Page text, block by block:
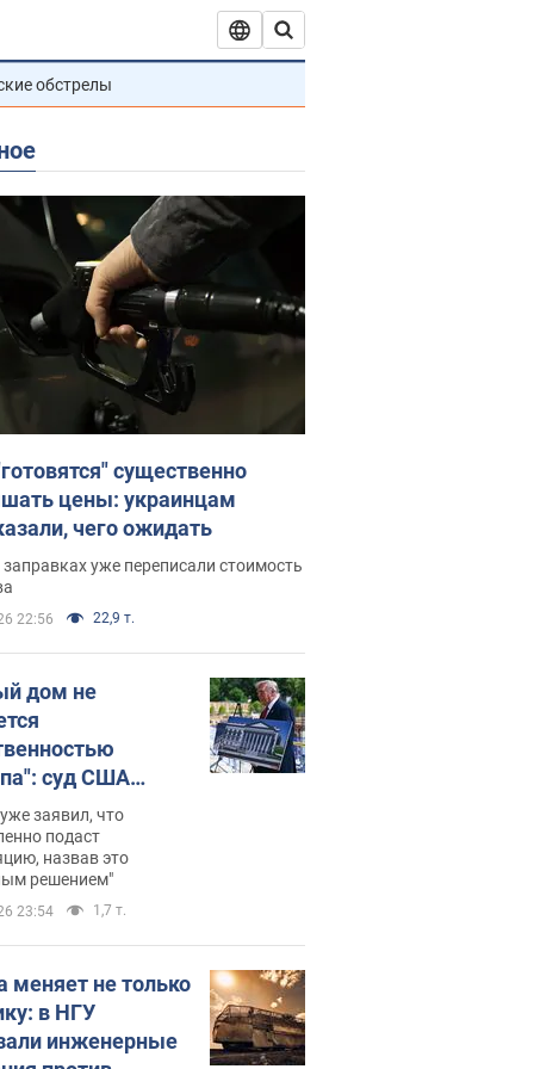
обстрелы
существенно
цены: украинцам
чего ожидать
уже переписали стоимость
22:56 22,9 т.
дом не
суд США
зала
400 млн
заявил, что
подаст
назвав это
решением"
23:54 1,7 т.
меняет не только
в НГУ
инженерные